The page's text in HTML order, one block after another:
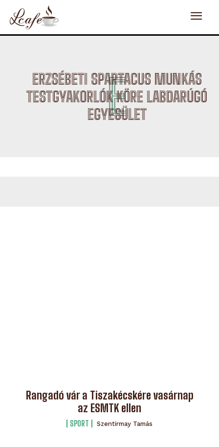
ERZSÉBETI SPARTACUS MUNKÁS
TESTGYAKORLÓK KÖRE LABDARÚGÓ
EGYESÜLET
E
Rangadó vár a Tiszakécskére vasárnap
az ESMTK ellen
SPORT Szentirmay Tamás